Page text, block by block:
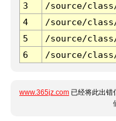
3 /source/
4
/source/
5
/source/
6
/source/
www.365jz.com 已经将此出错